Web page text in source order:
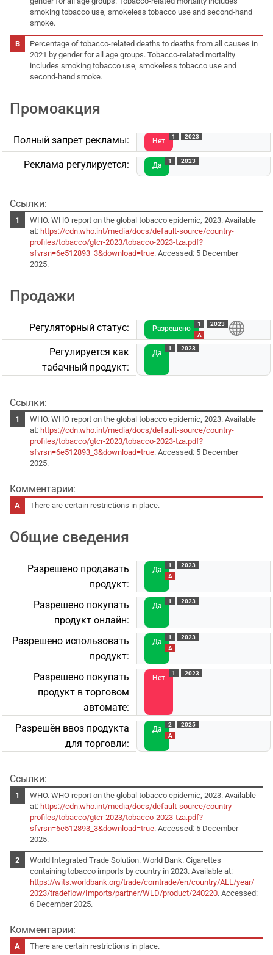
smoking tobacco use, smokeless tobacco use and second-hand
smoke.
Percentage of tobacco-related deaths to deaths from all causes in
2021 by gender for all age groups. Tobacco-related mortality
includes smoking tobacco use, smokeless tobacco use and
second-hand smoke.
Промоакция
Полный запрет рекламы: Нет
1 2023
Реклама регулируется: Да
1 2023
Ссылки:
WHO. WHO report on the global tobacco epidemic, 2023. Available
at: https://cdn.who.int/media/docs/default-source/country-
profiles/tobacco/gtcr-2023/tobacco-2023-tza.pdf?
sfvrsn=6e512893_3&download=true. Accessed: 5 December
2025.
Продажи
Регуляторный статус: Разрешено
1
A
2023
Регулируется как
табачный продукт:
Да
1 2023
Ссылки:
WHO. WHO report on the global tobacco epidemic, 2023. Available
at: https://cdn.who.int/media/docs/default-source/country-
profiles/tobacco/gtcr-2023/tobacco-2023-tza.pdf?
sfvrsn=6e512893_3&download=true. Accessed: 5 December
2025.
Комментарии:
There are certain restrictions in place.
Общие сведения
Разрешено продавать
продукт:
Да
1
A
2023
Разрешено покупать
продукт онлайн:
Да
1 2023
Разрешено использовать
продукт:
Да
1
A
2023
Разрешено покупать
продукт в торговом
автомате:
Нет
1 2023
Разрешён ввоз продукта
для торговли:
Да
2
A
2025
Ссылки:
WHO. WHO report on the global tobacco epidemic, 2023. Available
at: https://cdn.who.int/media/docs/default-source/country-
profiles/tobacco/gtcr-2023/tobacco-2023-tza.pdf?
sfvrsn=6e512893_3&download=true. Accessed: 5 December
2025.
World Integrated Trade Solution. World Bank. Cigarettes
containing tobacco imports by country in 2023. Available at:
https://wits.worldbank.org/trade/comtrade/en/country/ALL/year/
2023/tradeflow/Imports/partner/WLD/product/240220. Accessed:
6 December 2025.
Комментарии:
There are certain restrictions in place.